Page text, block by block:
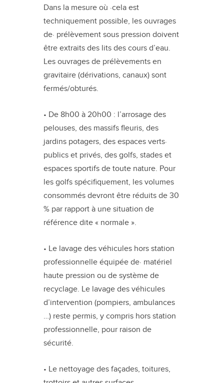
Dans la mesure où ·cela est
techniquement possible, les ouvrages
de· prélèvement sous pression doivent
être extraits des lits des cours d’eau.
Les ouvrages de prélèvements en
gravitaire (dérivations, canaux) sont
fermés/obturés.
• De 8h00 à 20h00 : l’arrosage des
pelouses, des massifs fleuris, des
jardins potagers, des espaces verts·
publics et privés, des golfs, stades et
espaces sportifs de toute nature. Pour
les golfs spécifiquement, les volumes
consommés devront être réduits de 30
% par rapport à une situation de
référence dite « normale ».
• Le lavage des véhicules hors station
professionnelle équipée de· matériel
haute pression ou de système de
recyclage. Le lavage des véhicules
d’intervention (pompiers, ambulances
…) reste permis, y compris hors station
professionnelle, pour raison de
sécurité.
• Le nettoyage des façades, toitures,